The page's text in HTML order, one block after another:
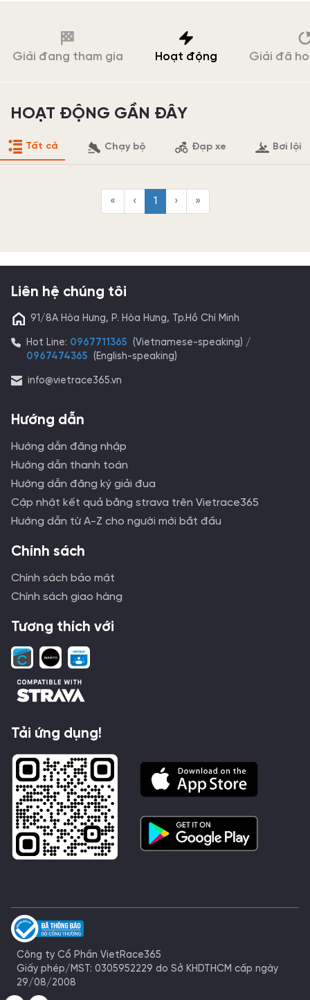
Giải đang tham gia Hoạt động Giải đã
HOẠT ĐỘNG GẦN ĐÂY
Tất cả Chạy bộ Đạp xe Bơi lội
« ‹ 1 › »
Liên hệ chúng tôi
91/8A Hòa Hưng, P. Hòa Hưng, Tp.Hồ Chí Minh
Hot Line: 0967711365 (Vietnamese-speaking) /
0967474365 (English-speaking)
info@vietrace365.vn
Hướng dẫn
Hướng dẫn đăng nhập
Hướng dẫn thanh toán
Hướng dẫn đăng ký giải đua
Cập nhật kết quả bằng strava trên Vietrace365
Hướng dẫn từ A-Z cho người mới bắt đầu
Chính sách
Chính sách bảo mật
Chính sách giao hàng
Tương thích với
Tải ứng dụng!
Công ty Cổ Phần VietRace365
Giấy phép/MST: 0305952229 do Sở KHDTHCM cấp ngày
29/08/2008